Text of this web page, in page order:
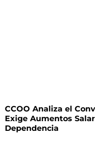
CCOO Analiza el
Exige Aumentos
Dependencia